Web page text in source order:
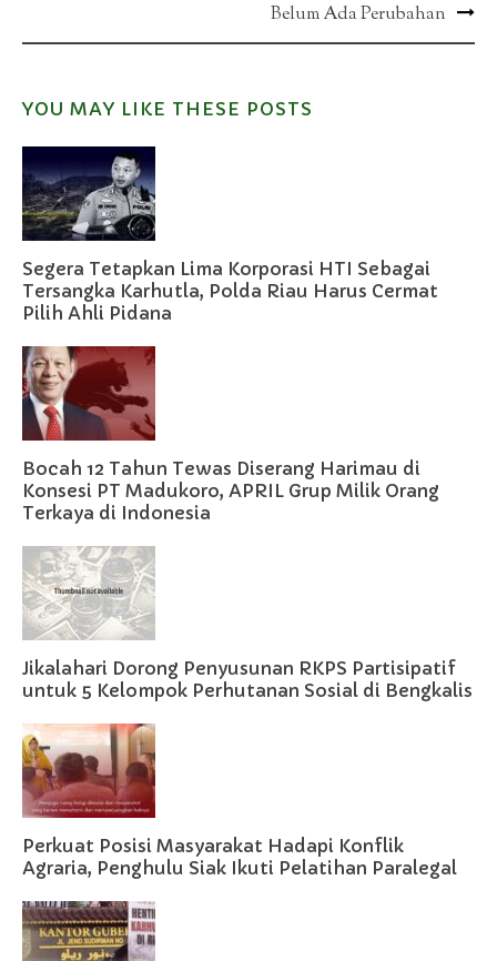
Belum Ada Perubahan
YOU MAY LIKE THESE POSTS
Segera Tetapkan Lima Korporasi HTI Sebagai
Tersangka Karhutla, Polda Riau Harus Cermat
Pilih Ahli Pidana
Bocah 12 Tahun Tewas Diserang Harimau di
Konsesi PT Madukoro, APRIL Grup Milik Orang
Terkaya di Indonesia
Jikalahari Dorong Penyusunan RKPS Partisipatif
untuk 5 Kelompok Perhutanan Sosial di Bengkalis
Perkuat Posisi Masyarakat Hadapi Konflik
Agraria, Penghulu Siak Ikuti Pelatihan Paralegal